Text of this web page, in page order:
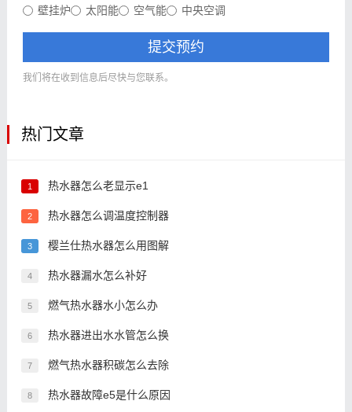
壁挂炉
太阳能 空气能 中央空调
提交预约
我们将在收到信息后尽快与您联系。
热门文章
1 热水器怎么老显示e1
2 热水器怎么调温度控制器
3 樱兰仕热水器怎么用图解
4 热水器漏水怎么补好
5 燃气热水器水小怎么办
6 热水器进出水水管怎么换
7 燃气热水器积碳怎么去除
8 热水器故障e5是什么原因